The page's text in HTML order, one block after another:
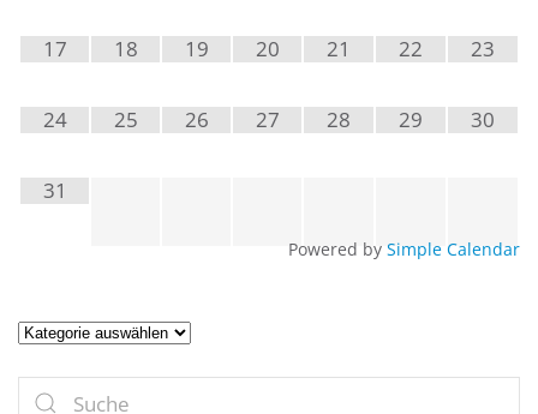
17 18 19 20 21 22 23
24 25 26 27 28 29 30
31
Powered by Simple Calendar
Artikel